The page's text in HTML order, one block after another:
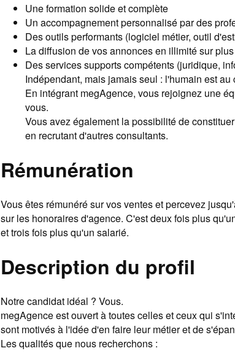
Une formation solide et complète
Un accompagnement personnalisé par des
Des outils performants (logiciel métier, outil
La diffusion de vos annonces en illimité sur
Des services supports compétents (juridique,
Indépendant, mais jamais seul : l'humain est
En intégrant megAgence, vous rejoignez une
vous.
Vous avez également la possibilité de
en recrutant d'autres consultants.
Rémunération
Vous êtes rémunéré sur vos ventes et percevez
sur les honoraires d'agence. C'est deux fois plus
et trois fois plus qu'un salarié.
Description du profil
Notre candidat idéal ? Vous.
megAgence est ouvert à toutes celles et ceux qui
sont motivés à l'idée d'en faire leur métier et de
Les qualités que nous recherchons :